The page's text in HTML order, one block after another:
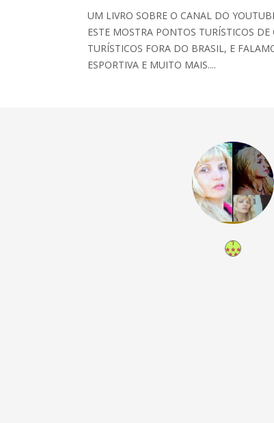
UM LIVRO SOBRE O CANAL DO
ESTE MOSTRA PONTOS TURÍSTICOS
TURÍSTICOS FORA DO BRASIL, E
ESPORTIVA E MUITO MAIS....